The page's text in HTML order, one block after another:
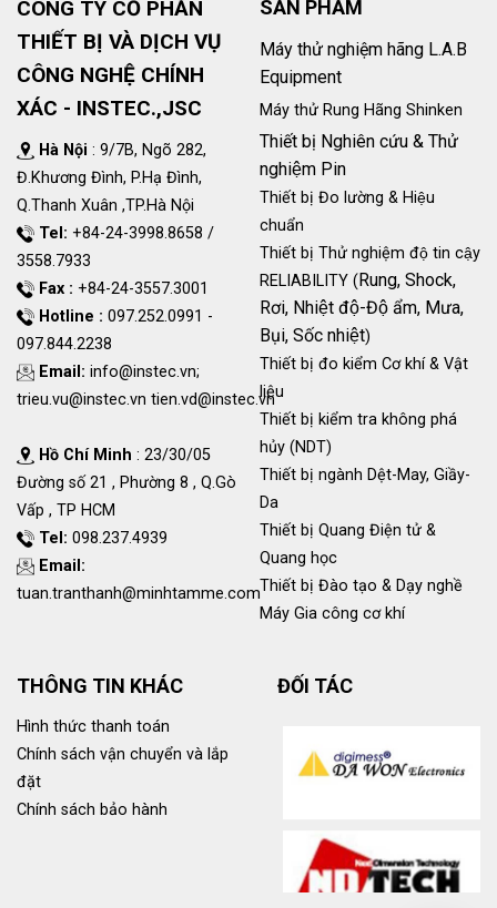
CÔNG TY CỔ PHẦN
THIẾT BỊ VÀ DỊCH VỤ
CÔNG NGHỆ CHÍNH
XÁC - INSTEC.,JSC
Hà Nội : 9/7B, Ngõ 282,
Đ.Khương Đình, P.Hạ Đình,
Q.Thanh Xuân ,TP.Hà Nội
Tel: +84-24-3998.8658 /
3558.7933
Fax : +84-24-3557.3001
Hotline : 097.252.0991 -
097.844.2238
Email: info@instec.vn;
trieu.vu@instec.vn tien.vd@instec.vn
Hồ Chí Minh : 23/30/05
Đường số 21 , Phường 8 , Q.Gò
Vấp , TP HCM
Tel: 098.237.4939
Email:
tuan.tranthanh@minhtamme.com
SẢN PHẨM
Máy thử nghiệm hãng L.A.B
Equipment
Máy thử Rung Hãng Shinken
Thiết bị Nghiên cứu & Thử
nghiệm Pin
Thiết bị Đo lường & Hiệu
chuẩn
Thiết bị Thử nghiệm độ tin cậy
RELIABILITY (Rung, Shock,
Rơi, Nhiệt độ-Độ ẩm, Mưa,
Bụi, Sốc nhiệt)
Thiết bị đo kiểm Cơ khí & Vật
liệu
Thiết bị kiểm tra không phá
hủy (NDT)
Thiết bị ngành Dệt-May, Giầy-
Da
Thiết bị Quang Điện tử &
Quang học
Thiết bị Đào tạo & Dạy nghề
Máy Gia công cơ khí
THÔNG TIN KHÁC
Hình thức thanh toán
Chính sách vận chuyển và lắp
đặt
Chính sách bảo hành
ĐỐI TÁC